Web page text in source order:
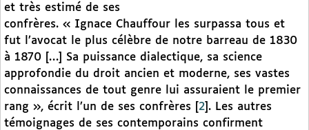
et très estimé de ses
confrères. « Ignace Chauffour les surpassa tous et
fut l’avocat le plus célèbre de notre barreau de 1830
à 1870 […] Sa puissance dialectique, sa science
approfondie du droit ancien et moderne, ses vastes
connaissances de tout genre lui assuraient le premier
rang », écrit l’un de ses confrères
2 . Les autres
témoignages de ses contemporains confirment